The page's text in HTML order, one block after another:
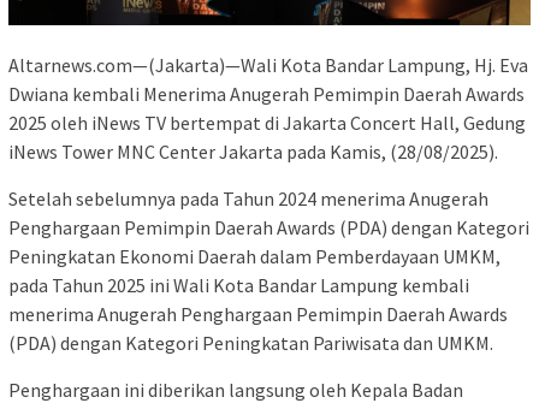
Altarnews.com—(Jakarta)—Wali Kota Bandar Lampung, Hj. Eva
Dwiana kembali Menerima Anugerah Pemimpin Daerah Awards
2025 oleh iNews TV bertempat di Jakarta Concert Hall, Gedung
iNews Tower MNC Center Jakarta pada Kamis, (28/08/2025).
Setelah sebelumnya pada Tahun 2024 menerima Anugerah
Penghargaan Pemimpin Daerah Awards (PDA) dengan Kategori
Peningkatan Ekonomi Daerah dalam Pemberdayaan UMKM,
pada Tahun 2025 ini Wali Kota Bandar Lampung kembali
menerima Anugerah Penghargaan Pemimpin Daerah Awards
(PDA) dengan Kategori Peningkatan Pariwisata dan UMKM.
Penghargaan ini diberikan langsung oleh Kepala Badan